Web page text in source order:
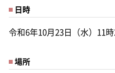
日時
令和6年10月23日（水）11
場所